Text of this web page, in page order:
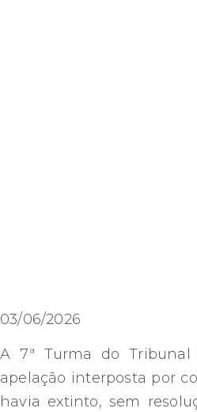
03/06/2026
A 7ª Turma do Tribunal
apelação interposta por
havia extinto, sem